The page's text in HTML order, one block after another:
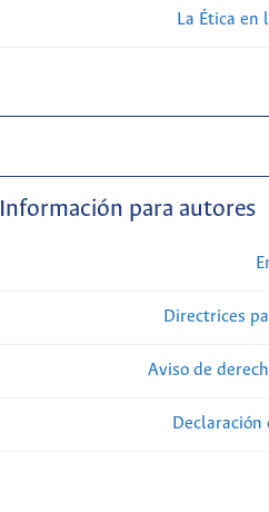
La Ética en
Información para autores
Directrices
Aviso de